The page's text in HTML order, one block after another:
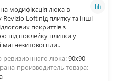
модифікація люка в
Revizio Loft під плитку та інші
покриттів з
під поклейку плитки у
магнезитової пли..
ревизионного люка:90х90
производитель товара: